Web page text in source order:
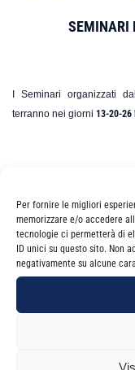
Per fornire le migliori
memorizzare e/o accedere
tecnologie ci permetterà di
ID unici su questo sito. Non
negativamente su alcune
SEMINARI
I Seminari organizzati
terranno nei giorni 13-20-26